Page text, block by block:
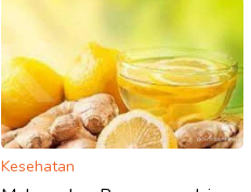
Kesehatan